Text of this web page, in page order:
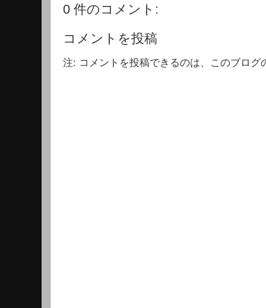
0 件のコメント:
コメントを投稿
注: コメントを投稿できるのは、このブログ